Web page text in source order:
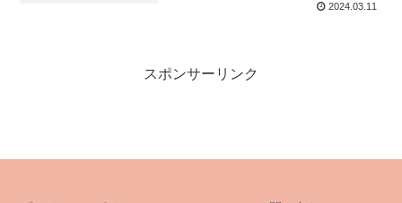
2024.03.11
スポンサーリンク